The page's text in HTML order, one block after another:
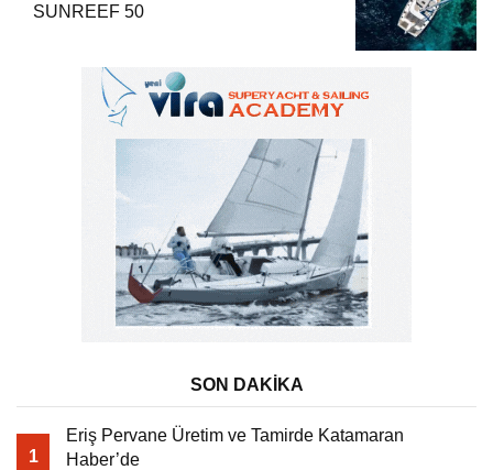
SUNREEF 50
SON DAKİKA
1
Eriş Pervane Üretim ve Tamirde Katamaran
Haber’de